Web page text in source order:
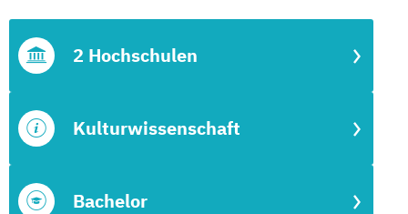
Bachelor
Kulturwissenschaft
2 Hochschulen